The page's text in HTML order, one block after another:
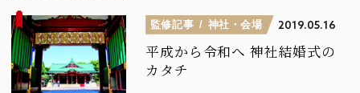
監修記事 神社・会場 2019.05.16
平成から令和へ 神社結婚式の
カタチ